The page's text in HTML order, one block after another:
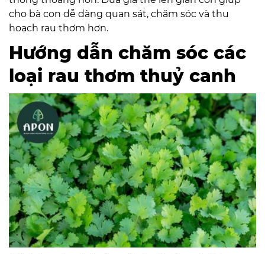
cho bà con dễ dàng quan sát, chăm sóc và thu
hoạch rau thơm hơn.
Hướng dẫn chăm sóc các
loại rau thơm thuỷ canh